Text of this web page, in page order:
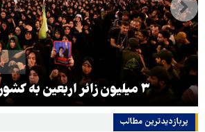
۳ میلیون زائر اربعین به کشور بازگشتند
پربازدیدترین‌ مطالب